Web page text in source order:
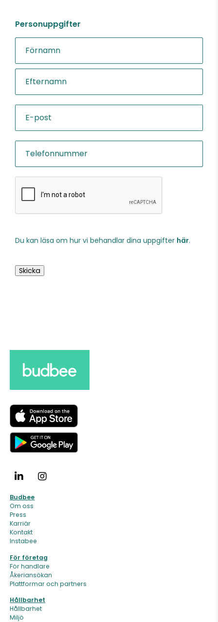
Personuppgifter
Du kan läsa om hur vi behandlar dina uppgifter här.
Skicka
Budbee
Om oss
Press
Karriär
Kontakt
Instabee
För företag
För handlare
Åkeriansökan
Plattformar och partners
Hållbarhet
Hållbarhet
Miljö